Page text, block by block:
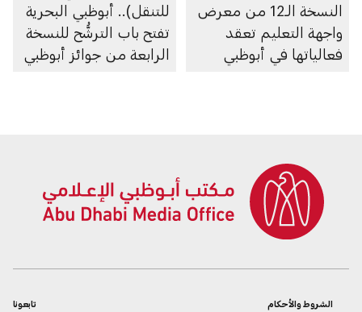
النسخة الـ12 من معرض
واجهة التعليم تعقد
فعالياتها في أبوظبي
للتنقل).. أبوظبي البحرية
تفتح باب الترشُّح للنسخة
الرابعة من جوائز أبوظبي
تابعونا
الشروط والأحكام